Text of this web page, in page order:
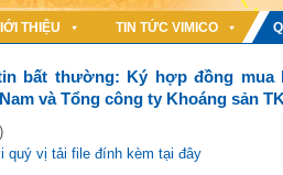
THIỆU TIN TỨC VIMICO
bất thường: Ký hợp đồng mua
và Tổng công ty Khoáng sản
quý vị tải file đính kèm tại đây